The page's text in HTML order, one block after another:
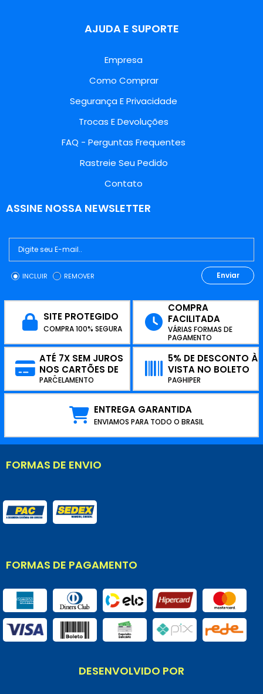
AJUDA E SUPORTE
Empresa
Como Comprar
Segurança E Privacidade
Trocas E Devoluções
FAQ - Perguntas Frequentes
Rastreie Seu Pedido
Contato
ASSINE NOSSA NEWSLETTER
INCLUIR REMOVER Enviar
SITE PROTEGIDO
COMPRA 100% SEGURA
COMPRA
FACILITADA
VÁRIAS FORMAS DE
PAGAMENTO
ATÉ 7X SEM JUROS
NOS CARTÕES DE
CRÉDITO
PARCELAMENTO
5% DE DESCONTO À
VISTA NO BOLETO
PAGHIPER
ENTREGA GARANTIDA
ENVIAMOS PARA TODO O BRASIL
FORMAS DE ENVIO
FORMAS DE PAGAMENTO
DESENVOLVIDO POR